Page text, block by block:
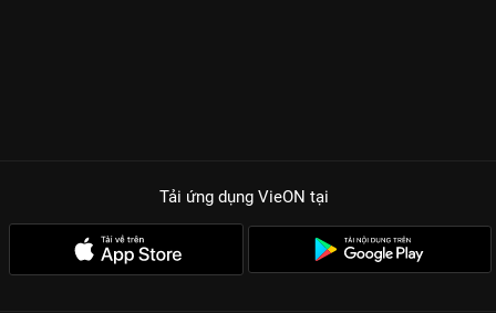
Tải ứng dụng VieON tại